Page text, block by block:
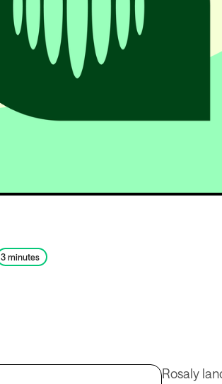
3 minutes
Rosaly